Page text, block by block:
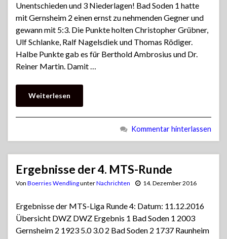
Unentschieden und 3 Niederlagen! Bad Soden 1 hatte
mit Gernsheim 2 einen ernst zu nehmenden Gegner und
gewann mit 5:3. Die Punkte holten Christopher Grübner,
Ulf Schlanke, Ralf Nagelsdiek und Thomas Rödiger.
Halbe Punkte gab es für Berthold Ambrosius und Dr.
Reiner Martin. Damit …
Weiterlesen
Kommentar hinterlassen
Ergebnisse der 4. MTS-Runde
Von Boerries WendlingunterNachrichten 14. Dezember 2016
Ergebnisse der MTS-Liga Runde 4: Datum: 11.12.2016
Übersicht DWZ DWZ Ergebnis 1 Bad Soden 1 2003
Gernsheim 2 1923 5.0 3.0 2 Bad Soden 2 1737 Raunheim